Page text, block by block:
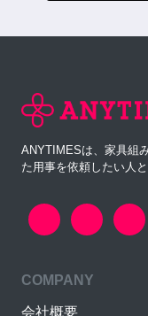
ANYTIMESは、家具組
た用事を依頼したい人
COMPANY
会社概要